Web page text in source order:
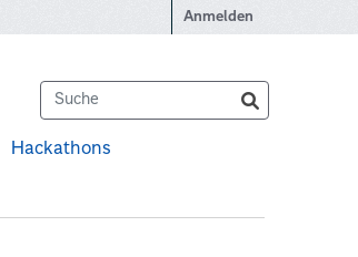
Anmelden
Hackathons